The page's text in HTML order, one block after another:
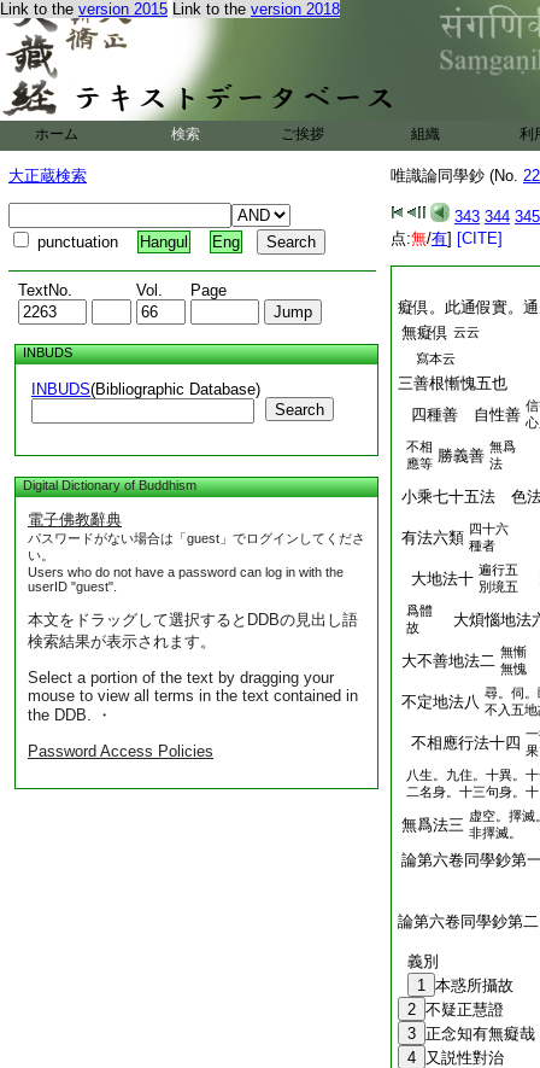
Link to the version 2015 Link to the version 2018
ホーム 検索 ご挨拶 組織 利
大正蔵検索
punctuation Hangul Eng
TextNo. Vol. Page
INBUDS
INBUDS(Bibliographic Database)
Search
Digital Dictionary of Buddhism
電子佛教辭典
パスワードがない場合は「guest」でログインしてくださ
い。
Users who do not have a password can log in with the
userID "guest".
本文をドラッグして選択するとDDBの見出し語
検索結果が表示されます。
Select a portion of the text by dragging your
mouse to view all terms in the text contained in
the DDB. ・
Password Access Policies
唯識論同學鈔 (No.
343 344 345
点:無/有] [CITE]
癡倶。此通假實。
無癡倶 云云
寫本云
三善根慚愧五也
四種善 自性善
不相
應等 勝義善 無爲
法
小乘七十五法 色
有法六類 四十六
種者
大地法十 遍行五
別境五
爲體
故
大煩惱地法
大不善地法二 無慚
無愧
不定地法八 尋。伺
不入五
不相應行法十四
八生。九住。十異。
二名身。十三句身。
無爲法三 虚空。擇滅
非擇滅。
論第六卷同學鈔第
論第六卷同學鈔第
義別
1 本惑所攝故
2 不疑正慧證
3 正念知有無癡哉
4 又説性對治